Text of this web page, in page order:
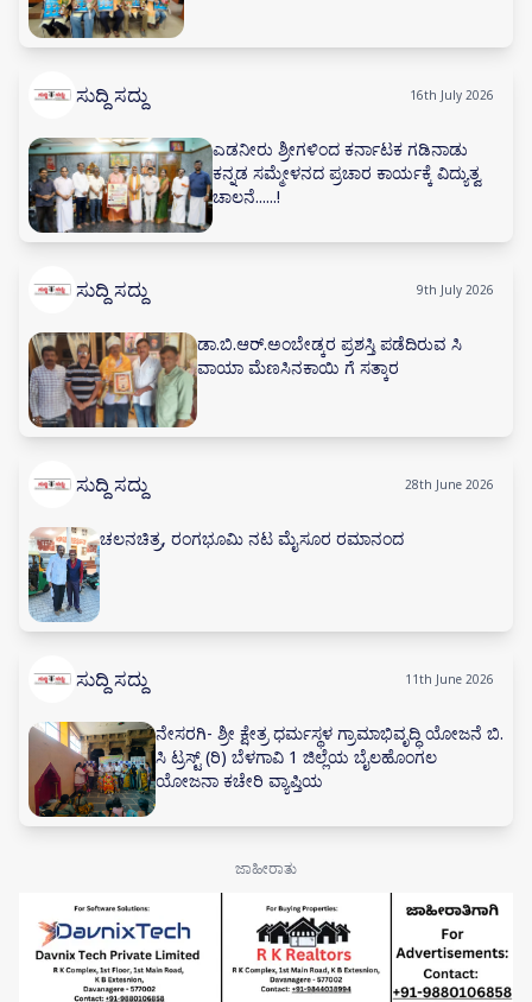
ಸುದ್ದಿ ಸದ್ದು 16th July 2026
ಎಡನೀರು ಶ್ರೀಗಳಿಂದ ಕರ್ನಾಟಕ ಗಡಿನಾಡು
ಕನ್ನಡ ಸಮ್ಮೇಳನದ ಪ್ರಚಾರ ಕಾರ್ಯಕ್ಕೆ ವಿದ್ಯುತ್ವ
ಚಾಲನೆ......!
ಸುದ್ದಿ ಸದ್ದು 9th July 2026
ಡಾ.ಬಿ.ಆರ್.ಅಂಬೇಡ್ಕರ ಪ್ರಶಸ್ತಿ ಪಡೆದಿರುವ ಸಿ
ವಾಯಾ ಮೆಣಸಿನಕಾಯಿ ಗೆ ಸತ್ಕಾರ
ಸುದ್ದಿ ಸದ್ದು 28th June 2026
ಚಲನಚಿತ್ರ, ರಂಗಭೂಮಿ ನಟ ಮೈಸೂರ ರಮಾನಂದ
ಸುದ್ದಿ ಸದ್ದು 11th June 2026
ನೇಸರಗಿ- ಶ್ರೀ ಕ್ಷೇತ್ರ ಧರ್ಮಸ್ಥಳ ಗ್ರಾಮಾಭಿವೃದ್ಧಿ ಯೋಜನೆ ಬಿ.
ಸಿ ಟ್ರಸ್ಟ್ (ರಿ) ಬೆಳಗಾವಿ 1 ಜಿಲ್ಲೆಯ ಬೈಲಹೊಂಗಲ
ಯೋಜನಾ ಕಚೇರಿ ವ್ಯಾಪ್ತಿಯ